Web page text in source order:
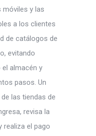
móviles y las
a los clientes
de catálogos de
evitando
almacén y
pasos. Un
las tiendas de
revisa la
realiza el pago